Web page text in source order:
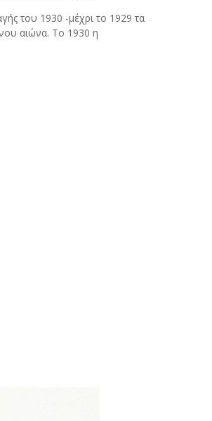
του 1930 -μέχρι το 1929 τα
αιώνα. Το 1930 η